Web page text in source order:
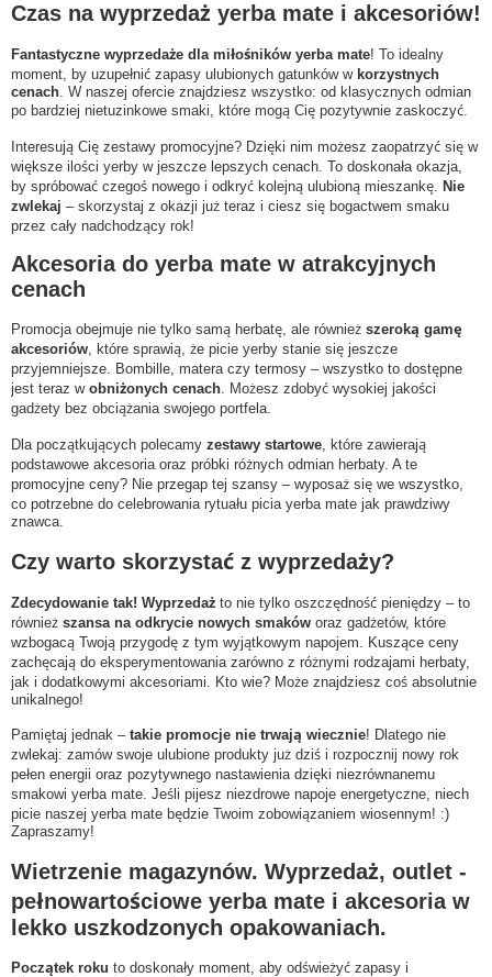
Czas na wyprzedaż yerba mate i akcesoriów!
Fantastyczne wyprzedaże dla miłośników yerba mate! To idealny
moment, by uzupełnić zapasy ulubionych gatunków w korzystnych
cenach. W naszej ofercie znajdziesz wszystko: od klasycznych odmian
po bardziej nietuzinkowe smaki, które mogą Cię pozytywnie zaskoczyć.
Interesują Cię zestawy promocyjne? Dzięki nim możesz zaopatrzyć się w
większe ilości yerby w jeszcze lepszych cenach. To doskonała okazja,
by spróbować czegoś nowego i odkryć kolejną ulubioną mieszankę. Nie
zwlekaj – skorzystaj z okazji już teraz i ciesz się bogactwem smaku
przez cały nadchodzący rok!
Akcesoria do yerba mate w atrakcyjnych
cenach
Promocja obejmuje nie tylko samą herbatę, ale również szeroką gamę
akcesoriów, które sprawią, że picie yerby stanie się jeszcze
przyjemniejsze. Bombille, matera czy termosy – wszystko to dostępne
jest teraz w obniżonych cenach. Możesz zdobyć wysokiej jakości
gadżety bez obciążania swojego portfela.
Dla początkujących polecamy zestawy startowe, które zawierają
podstawowe akcesoria oraz próbki różnych odmian herbaty. A te
promocyjne ceny? Nie przegap tej szansy – wyposaż się we wszystko,
co potrzebne do celebrowania rytuału picia yerba mate jak prawdziwy
znawca.
Czy warto skorzystać z wyprzedaży?
Zdecydowanie tak! Wyprzedaż to nie tylko oszczędność pieniędzy – to
również szansa na odkrycie nowych smaków oraz gadżetów, które
wzbogacą Twoją przygodę z tym wyjątkowym napojem. Kuszące ceny
zachęcają do eksperymentowania zarówno z różnymi rodzajami herbaty,
jak i dodatkowymi akcesoriami. Kto wie? Może znajdziesz coś absolutnie
unikalnego!
Pamiętaj jednak – takie promocje nie trwają wiecznie! Dlatego nie
zwlekaj: zamów swoje ulubione produkty już dziś i rozpocznij nowy rok
pełen energii oraz pozytywnego nastawienia dzięki niezrównanemu
smakowi yerba mate. Jeśli pijesz niezdrowe napoje energetyczne, niech
picie naszej yerba mate będzie Twoim zobowiązaniem wiosennym! :)
Zapraszamy!
Wietrzenie magazynów. Wyprzedaż, outlet -
pełnowartościowe yerba mate i akcesoria w
lekko uszkodzonych opakowaniach.
Początek roku to doskonały moment, aby odświeżyć zapasy i